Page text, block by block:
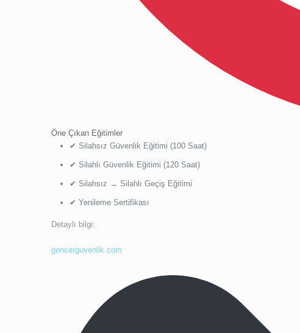
Öne Çıkan Eğitimler
✔ Silahsız Güvenlik Eğitimi (100 Saat)
✔ Silahlı Güvenlik Eğitimi (120 Saat)
✔ Silahsız → Silahlı Geçiş Eğitimi
✔ Yenileme Sertifikası
Detaylı bilgi:
gencerguvenlik.com